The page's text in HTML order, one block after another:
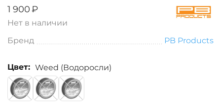
‍1 900‍₽
Нет в наличии
Бренд
PB Products
Цвет: Weed (Водоросли)